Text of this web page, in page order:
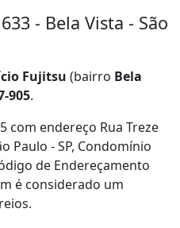
- Bela Vista - São
Fujitsu (bairro Bela
905.
com endereço Rua Treze
Paulo - SP, Condomínio
de Endereçamento
é considerado um